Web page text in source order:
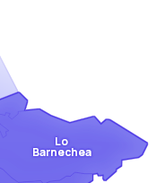
Lo
Barnechea